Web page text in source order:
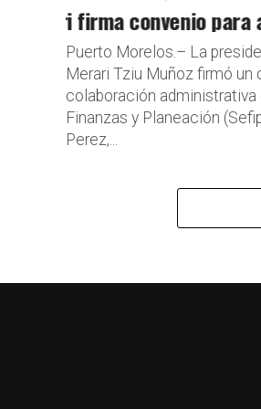
firma convenio para
Puerto Morelos.– La
Merari Tziu Muñoz firmó un
colaboración
Finanzas y Planeación
Perez,...